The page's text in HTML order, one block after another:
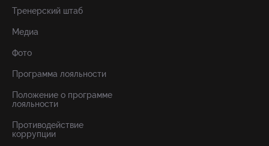
Тренерский штаб
Медиа
Фото
Программа лояльности
Положение о программе
лояльности
Противодействие
коррупции